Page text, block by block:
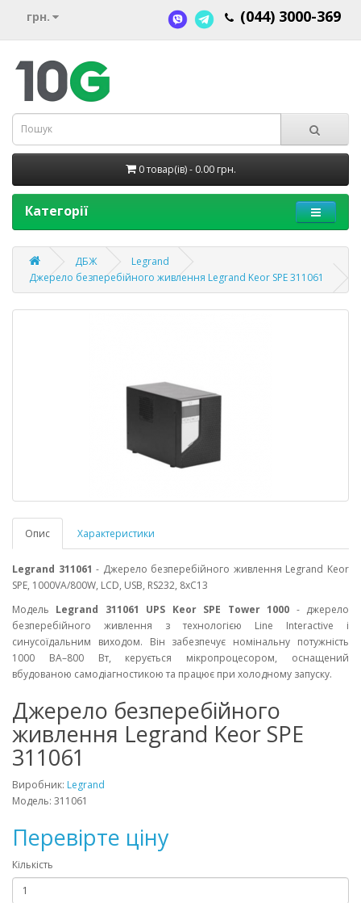
грн. (044) 3000-369
0 товар(ів) - 0.00 грн.
Категорії
ДБЖ
Legrand
Джерело безперебійного живлення Legrand Keor SPE 311061
Опис Характеристики
Legrand 311061 - Джерело безперебійного живлення Legrand Keor
SPE, 1000VA/800W, LCD, USB, RS232, 8xC13
Модель Legrand 311061 UPS Keor SPE Tower 1000 - джерело
безперебійного живлення з технологією Line Interactive і
синусоїдальним виходом. Він забезпечує номінальну потужність
1000 ВА–800 Вт, керується мікропроцесором, оснащений
вбудованою самодіагностикою та працює при холодному запуску.
Джерело безперебійного
живлення Legrand Keor SPE
311061
Виробник: Legrand
Модель: 311061
Перевірте ціну
Кількість